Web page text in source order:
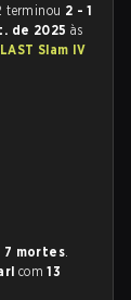
terminou 2 - 1
de 2025 às
Slam IV
7 mortes.
com13